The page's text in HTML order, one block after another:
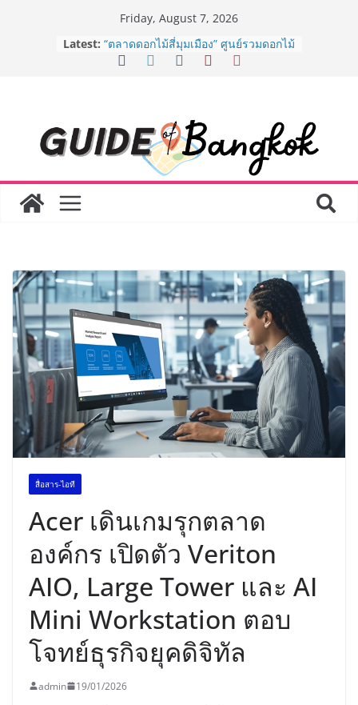
Friday, August 7, 2026
Latest: “ตลาดดอกไม้สี่มุมเมือง” ศูนย์รวมดอกไม้
สด ดอกไม้ประดิษฐ์ พวงมาลัย และสังฆ
ครั้งแรกของไทย ส่งอุปกรณ์วิทยาศาสตร์
“CE-7 MATCH” ฝีมือคนไทย ร่วมภารกิจ
สำรวจดวงจันทร์ 24 สิงหาคมนี้
8.8 “ซูเลียน” รวมพลังนักธุรกิจทั่ว
ประเทศ จัดประชุมใหญ่แห่งปี พบ CEO
อร่อย ยกเมนูระดับตำนาน “ข้าวหน้าไก่
ราชวงศ์” พุ่งทะยานสู่น่านฟ้า
BEDO เดินหน้าจัดกิจกรรมเจรจาธุรกิจ
“BIO TRADE CONNECT 2026” ยก
ระดับผลิตภัณฑ์ท้องถิ่นสู่ตลาดเชิง
พาณิชย์อย่างยั่งยืน
สื่อสาร-ไอที
Acer เดินเกมรุกตลาด
องค์กร เปิดตัว Veriton
AIO, Large Tower และ AI
Mini Workstation ตอบ
โจทย์ธุรกิจยุคดิจิทัล
admin 19/01/2026